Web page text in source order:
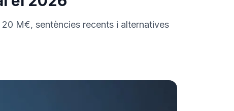
M€, sentències recents i alternatives